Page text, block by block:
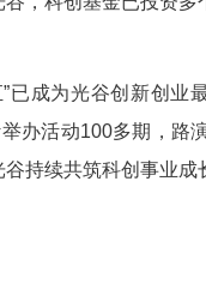
企业整链崛起，
光谷携专业服
中试验证、成果